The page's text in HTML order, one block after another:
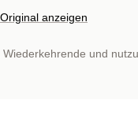
Original anzeigen
und